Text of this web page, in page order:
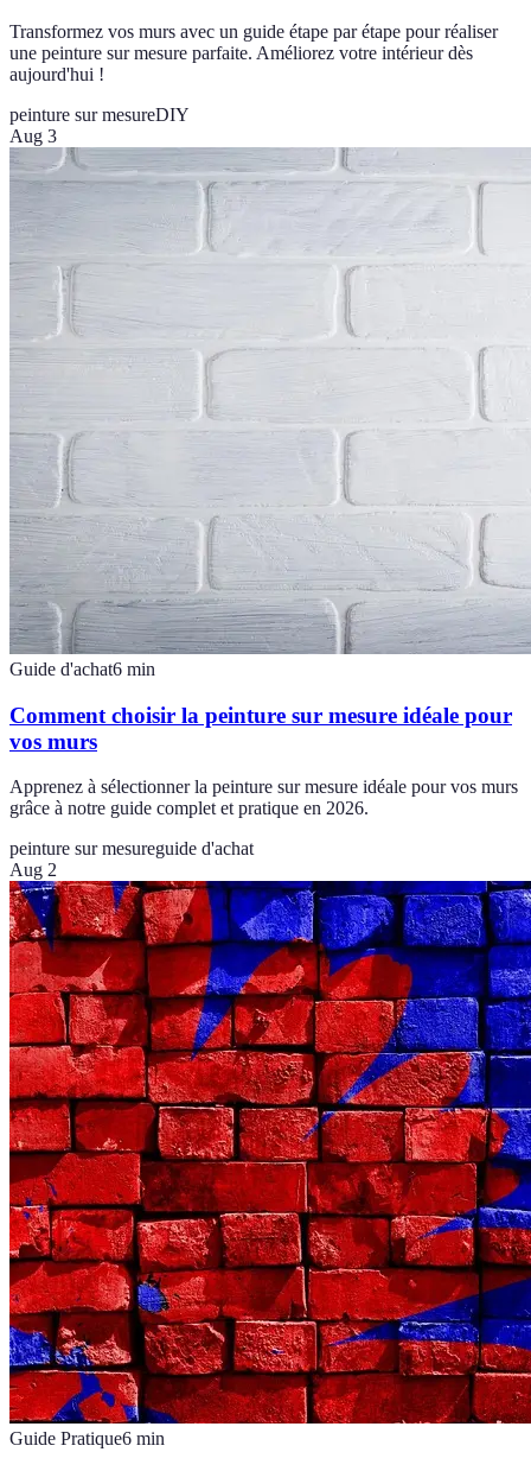
Transformez vos murs avec un guide étape par étape pour réaliser
une peinture sur mesure parfaite. Améliorez votre intérieur dès
aujourd'hui !
peinture sur mesureDIY
Aug 3
Guide d'achat6 min
Comment choisir la peinture sur mesure idéale pour
vos murs
Apprenez à sélectionner la peinture sur mesure idéale pour vos murs
grâce à notre guide complet et pratique en 2026.
peinture sur mesureguide d'achat
Aug 2
Guide Pratique6 min